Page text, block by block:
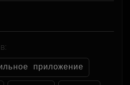
приложение